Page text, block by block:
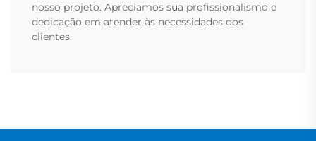
nosso projeto. Apreciamos sua profissionalismo e
dedicação em atender às necessidades dos
clientes.